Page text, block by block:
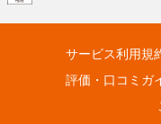
不動産・住宅
不動産査定 マンション専
不動産アーカイブ
空き家
不動産用語集 住まいのお
サービス利用規
評価・口コミガ